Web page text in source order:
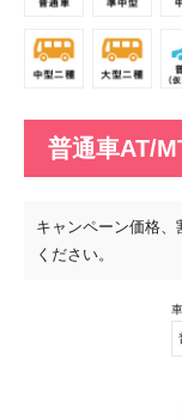
普通車AT/
キャンペーン価格
ください。